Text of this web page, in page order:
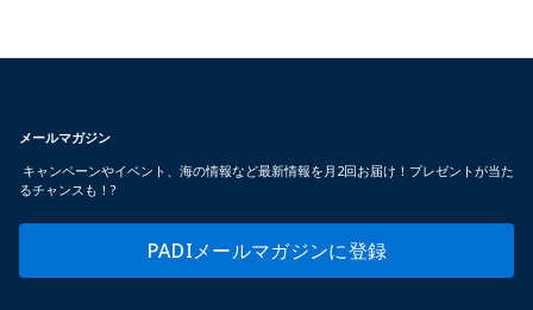
メールマガジン
キャンペーンやイベント、海の情報など最新情報を月2回お届け！プレゼントが当た
るチャンスも！?
PADIメールマガジンに登録